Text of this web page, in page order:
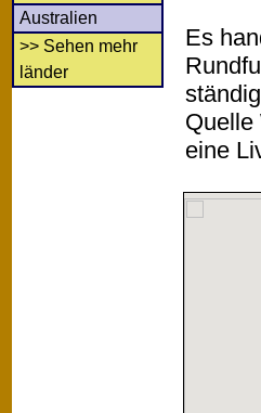
Australien
>> Sehen mehr
länder
Es
Quelle
eine